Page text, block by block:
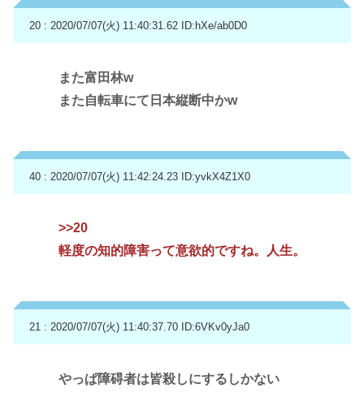
20 : 2020/07/07(火) 11:40:31.62 ID:hXe/ab0D0
また富田林w
また自転車にて日本縦断中かw
40 : 2020/07/07(火) 11:42:24.23 ID:yvkX4Z1X0
>>20
軽度の知的障害って意欲的ですね。人生。
21 : 2020/07/07(火) 11:40:37.70 ID:6VKv0yJa0
やっぱ障碍者は皆殺しにするしかない